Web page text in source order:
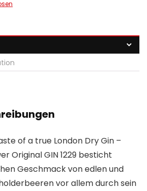
of a true London Dry Gin –
Original GIN 1229 besticht
Geschmack von edlen und
vor allem durch sein